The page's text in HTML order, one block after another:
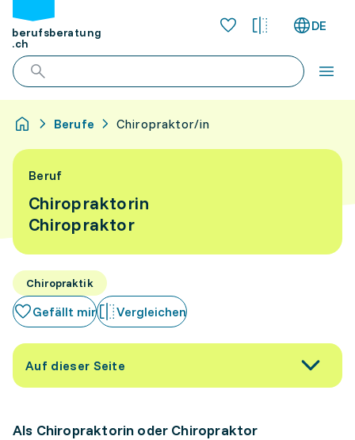
berufsberatung
.ch
DE
Berufe Chiropraktor/in
Beruf
Chiropraktorin
Chiropraktor
Chiropraktik
Gefällt mir Vergleichen
Auf dieser Seite
Als Chiropraktorin oder Chiropraktor